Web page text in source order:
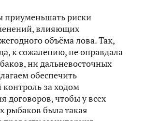
приуменьшать риски
влияющих
объёма лова. Так,
к сожалению, не оправдала
ни дальневосточных
обеспечить
за ходом
договоров, чтобы у всех
рыбаков была такая